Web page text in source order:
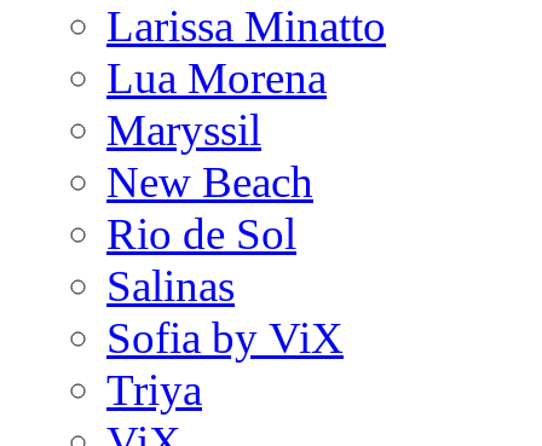
Larissa Minatto
Lua Morena
Maryssil
New Beach
Rio de Sol
Salinas
Sofia by ViX
Triya